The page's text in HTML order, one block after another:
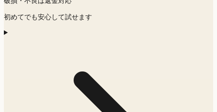
初めてでも安心して試せます